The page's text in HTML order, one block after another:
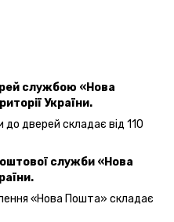
службою «Нова
України.
до дверей складає від 110
служби «Нова
«Нова Пошта» складає